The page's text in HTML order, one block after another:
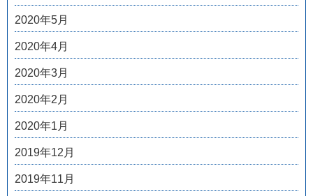
2020年5月
2020年4月
2020年3月
2020年2月
2020年1月
2019年12月
2019年11月